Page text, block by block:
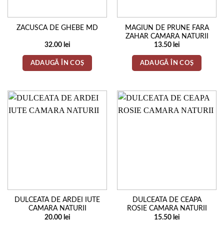
ZACUSCA DE GHEBE MD
32.00 lei
ADAUGĂ ÎN COȘ
MAGIUN DE PRUNE FARA
ZAHAR CAMARA NATURII
13.50 lei
ADAUGĂ ÎN COȘ
DULCEATA DE ARDEI IUTE
CAMARA NATURII
20.00 lei
DULCEATA DE CEAPA
ROSIE CAMARA NATURII
15.50 lei